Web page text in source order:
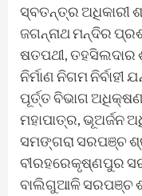
ସ୍ବତନ୍ତ୍ର ଅଧିକାରୀ
ଜଗନ୍ନାଥ ମନ୍ଦିର
ଷତପଥୀ, ତହସିଲଦାର
ନିର୍ମାଣ ନିଗମ ନିର୍ବାହୀ
ପୂର୍ତ୍ତ ବିଭାଗ
ମହାପାତ୍ର, ଭୂଅର୍ଜନ
ସମଙ୍ଗରା ସରପଞ୍ଚ
ବୀରହରେକୃଷ୍ଣପୁର
ବାଲିଗୁଆଳି ସରପଞ୍ଚ